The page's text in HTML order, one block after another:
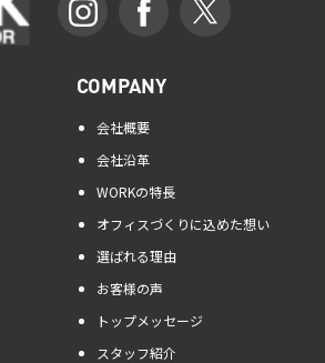
COMPANY
会社概要
会社沿革
WORKの特長
オフィスづくりに込めた想い
選ばれる理由
お客様の声
トップメッセージ
スタッフ紹介